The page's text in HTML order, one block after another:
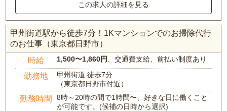
この求人の詳細を見る
甲州街道駅から徒歩7分！1Kマンションでのお掃除代行
のお仕事（東京都日野市）
時給 1,500〜1,860円 、交通費支給、前払い制度あり
勤務地
甲州街道 徒歩7分
（東京都日野市付近）
勤務時間
8時～20時の間で1時間〜、好きな日に働くこと
が可能です。(候補の日時から選択)